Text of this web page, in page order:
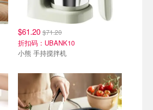
$61.20 $71.20
折扣码：UBANK10
小熊 手持搅拌机